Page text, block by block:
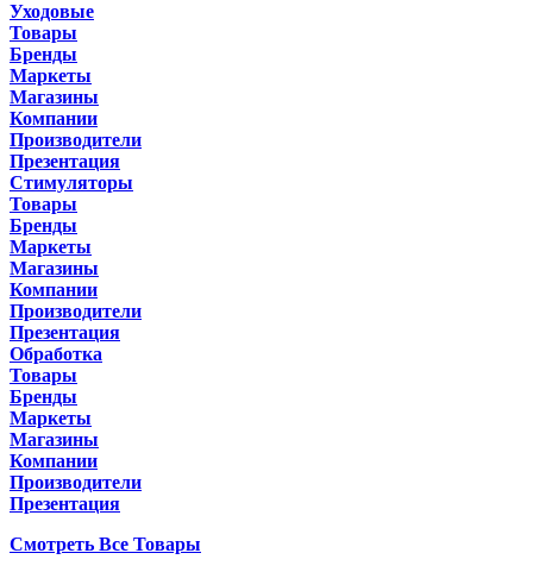
Уходовые
Товары
Бренды
Маркеты
Магазины
Компании
Производители
Презентация
Стимуляторы
Товары
Бренды
Маркеты
Магазины
Компании
Производители
Презентация
Обработка
Товары
Бренды
Маркеты
Магазины
Компании
Производители
Презентация
Смотреть Все Товары